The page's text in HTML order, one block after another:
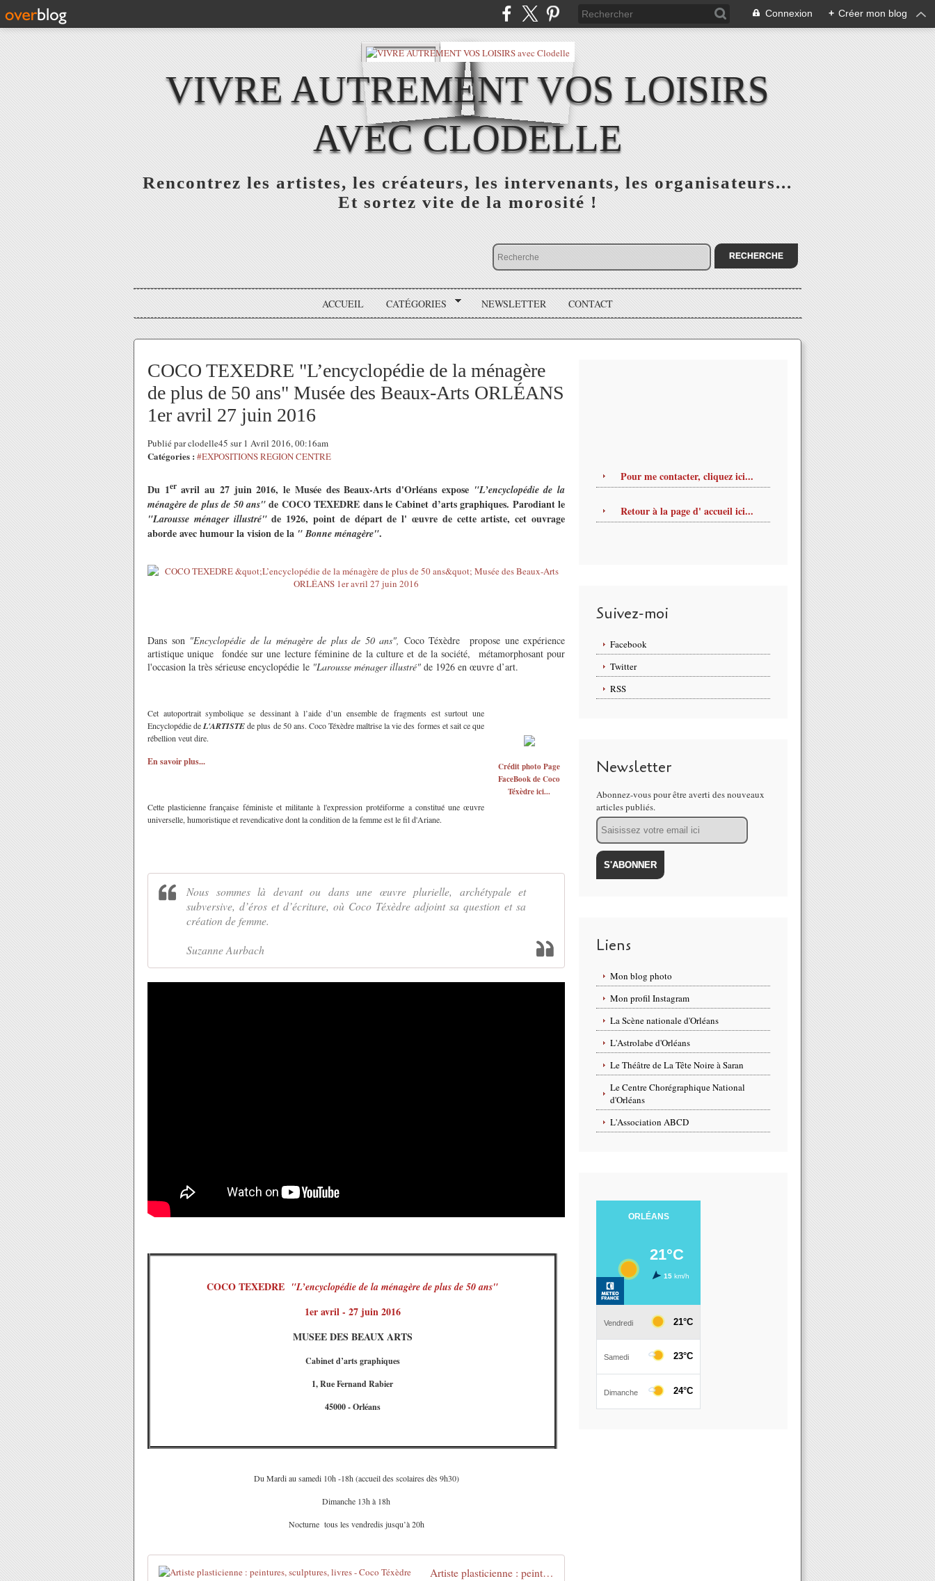
Connexion + Créer mon blog
VIVRE AUTREMENT VOS LOISIRS
AVEC CLODELLE
Rencontrez les artistes, les créateurs, les intervenants, les organisateurs...
Et sortez vite de la morosité !
ACCUEIL CATÉGORIES NEWSLETTER CONTACT
COCO TEXEDRE "L’encyclopédie de la ménagère
de plus de 50 ans" Musée des Beaux-Arts ORLÉANS
1er avril 27 juin 2016
Publié par clodelle45 sur 1 Avril 2016, 00:16am
Catégories : #EXPOSITIONS REGION CENTRE
Du 1eravril au 27 juin 2016, le Musée des Beaux-Arts d'Orléans expose"L’encyclopédie de la
ménagère de plus de 50 ans" de COCO TEXEDRE dans le Cabinet d’arts graphiques. Parodiant le
"Larousse ménager illustré"de 1926, point de départ de l' œuvre de cette artiste, cet ouvrage
aborde avec humour la vision de la " Bonne ménagère".
Dans son "Encyclopédie de la ménagère de plus de 50 ans", Coco Téxèdre
propose une expérience
artistique unique fondée sur une lecture féminine de la culture et de la société, métamorphosant pour
l'occasion la très sérieuse encyclopédie le "Larousse ménager illustré" de 1926 en œuvre d’art.
Cet autoportrait symbolique se dessinant à l’aide d’un ensemble de fragments est surtout une
Encyclopédie deL'ARTISTEde plus de 50 ans. Coco Téxèdre maîtrise la vie des formes et sait ce que
rébellion veut dire.
En savoir plus...
Cette plasticienne française féministe et militante à l'expression protéiforme a constitué une œuvre
universelle, humoristique et revendicative dont la condition de la femme est le fil d'Ariane.
Crédit photo Page
FaceBook de Coco
Téxèdre ici...
Nous sommes là devant ou dans une œuvre plurielle, archétypale et
subversive, d’éros et d’écriture, où Coco Téxèdre adjoint sa question et sa
création de femme.
Suzanne Aurbach
COCO TEXEDRE "L’encyclopédie de la ménagère de plus de 50 ans"
1er avril - 27 juin 2016
MUSEE DES BEAUX ARTS
Cabinet d’arts graphiques
1, Rue Fernand Rabier
45000 - Orléans
Du Mardi au samedi 10h -18h (accueil des scolaires dès 9h30)
Dimanche 13h à 18h
Nocturne tous les vendredis jusqu’à 20h
Artiste plasticienne : peintures, sculptures, livres - Coco Téxèdre
Pour me contacter, cliquez ici...
Retour à la page d' accueil ici...
Suivez-moi
Facebook
Twitter
RSS
Newsletter
Abonnez-vous pour être averti des nouveaux
articles publiés.
Email
Liens
Mon blog photo
Mon profil Instagram
La Scène nationale d'Orléans
L'Astrolabe d'Orléans
Le Théâtre de La Tête Noire à Saran
Le Centre Chorégraphique National
d'Orléans
L'Association ABCD